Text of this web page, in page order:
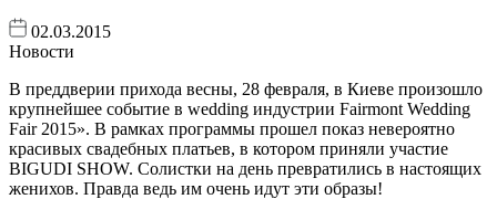
02.03.2015
Новости
В преддверии прихода весны, 28 февраля, в Киеве произошло
крупнейшее событие в wedding индустрии Fairmont Wedding
Fair 2015». В рамках программы прошел показ невероятно
красивых свадебных платьев, в котором приняли участие
BIGUDI SHOW. Солистки на день превратились в настоящих
женихов. Правда ведь им очень идут эти образы!